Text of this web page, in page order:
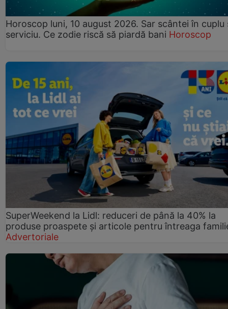
Horoscop luni, 10 august 2026. Sar scântei în cuplu
serviciu. Ce zodie riscă să piardă bani Horoscop
SuperWeekend la Lidl: reduceri de până la 40% la
produse proaspete și articole pentru întreaga
Advertoriale